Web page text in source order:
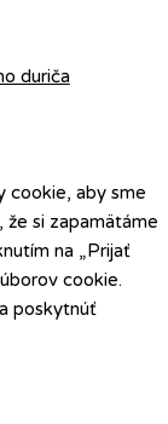
duriča
cookie, aby sme
si zapamätáme
na „Prijať
cookie.
poskytnúť